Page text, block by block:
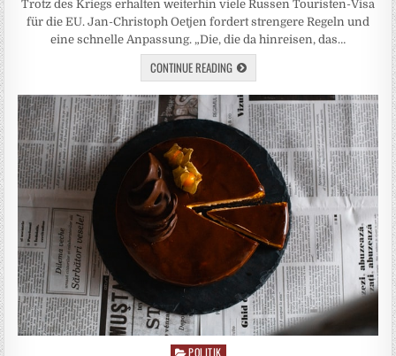
Trotz des Kriegs erhalten weiterhin viele Russen Touristen-Visa
für die EU. Jan-Christoph Oetjen fordert strengere Regeln und
eine schnelle Anpassung. „Die, die da hinreisen, das…
CONTINUE READING
Posted
POLITIK